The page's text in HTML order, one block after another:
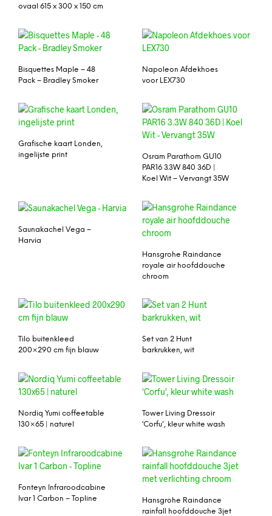
ovaal 615 x 300 x 150 cm
Bisquettes Maple – 48
Pack – Bradley Smoker
Napoleon Afdekhoes
voor LEX730
Grafische kaart Londen,
ingelijste print
Osram Parathom GU10
PAR16 3.3W 840 36D |
Koel Wit – Vervangt 35W
Saunakachel Vega –
Harvia
Hansgrohe Raindance
royale air hoofddouche
chroom
Tilo buitenkleed
200×290 cm fijn blauw
Set van 2 Hunt
barkrukken, wit
Nordiq Yumi coffeetable
130×65 | naturel
Tower Living Dressoir
‘Corfu’, kleur white wash
Fonteyn Infraroodcabine
Ivar 1 Carbon – Topline
Hansgrohe Raindance
rainfall hoofddouche 3jet